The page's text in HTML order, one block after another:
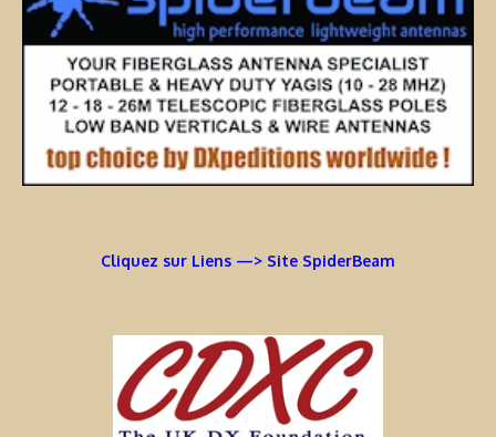
Cliquez sur Liens —> Site SpiderBeam